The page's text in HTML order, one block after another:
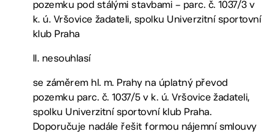
pozemku pod stálými stavbami – parc. č. 1037/3 v
k. ú. Vršovice žadateli, spolku Univerzitní sportovní
klub Praha
II. nesouhlasí
se záměrem hl. m. Prahy na úplatný převod
pozemku parc. č. 1037/5 v k. ú. Vršovice žadateli,
spolku Univerzitní sportovní klub Praha.
Doporučuje nadále řešit formou nájemní smlouvy